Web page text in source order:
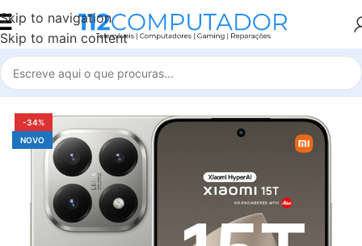
Skip to navigation
Skip to main content
Início Xiaomi Xiaomi 15T
-34%
NOVO